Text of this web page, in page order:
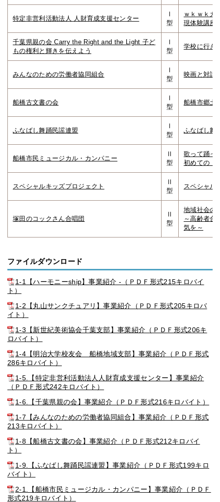
特定非営利活動法人 人財育成支援センター
Ⅰ
型
ｗｋｗｋカ
現体験講座
千葉県親の会 Carry the Right and the Light 子ど
もの権利と輝きを伝えよう
Ⅰ
型
学校に行き
みんなのための労働者協同組合
Ⅰ
型
映画と対話
船橋古文書の会
Ⅰ
型
船橋市郷土
ふなばし舞踊民謡連盟
Ⅰ
型
ふなばし舞
船橋市民ミュージカル・カンパニー
Ⅱ
型
歌って踊っ
初めての「
スペシャルキッズプロジェクト
Ⅱ
型
スペシャル
塚田のコックさん合唱団
Ⅱ
型
地域社会の
～高齢者合
気を～
ファイルダウンロード
1-1【ハーモニーship】事業紹介 -（ＰＤＦ形式215キロバイ
ト）
1-2【丸山サンクチュアリ】事業紹介（ＰＤＦ形式205キロバ
イト）
1-3【新世紀美術協会千葉支部】事業紹介（ＰＤＦ形式206キ
ロバイト）
1-4【明治大学校友会 船橋地域支部】事業紹介（ＰＤＦ形式
286キロバイト）
1-5.【特定非営利活動法人人財育成支援センター】事業紹介
（ＰＤＦ形式242キロバイト）
1-6.【千葉県親の会】事業紹介（ＰＤＦ形式216キロバイト）
1-7【みんなのための労働者協同組合】事業紹介（ＰＤＦ形式
213キロバイト）
1-8【船橋古文書の会】事業紹介（ＰＤＦ形式212キロバイ
ト）
1-9.【ふなばし舞踊民謡連盟】事業紹介（ＰＤＦ形式199キロ
バイト）
2-1.【船橋市民ミュージカル・カンパニー】事業紹介（ＰＤＦ
形式219キロバイト）